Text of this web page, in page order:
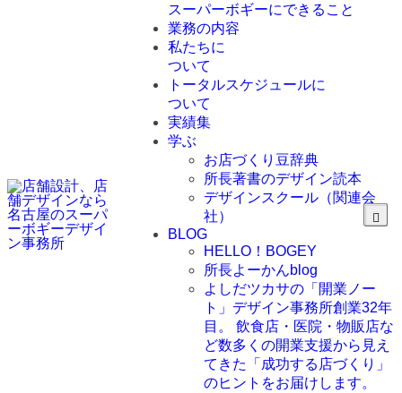
スーパーボギーにできること
業務の内容
私たちに
ついて
トータルスケジュールに
ついて
実績集
学ぶ
お店づくり豆辞典
所長著書のデザイン読本
デザインスクール（関連会
社）
BLOG
HELLO！BOGEY
所長よーかんblog
よしだツカサの「開業ノー
ト」 デザイン事務所創業32年
目。 飲食店・医院・物販店な
ど数多くの開業支援から見え
てきた「成功する店づくり」
のヒントをお届けします。